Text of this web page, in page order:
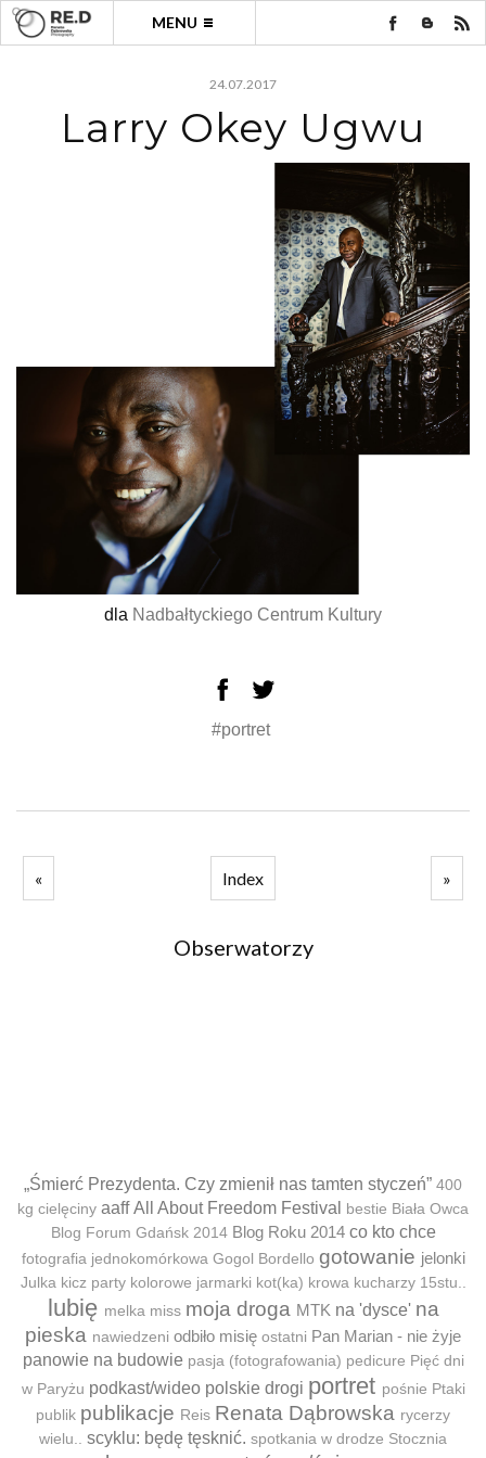
MENU
24.07.2017
Larry Okey Ugwu
dla Nadbałtyckiego Centrum Kultury
#portret
« Index »
Obserwatorzy
„Śmierć Prezydenta. Czy zmienił nas tamten styczeń” 400
kg cielęciny aaff All About Freedom Festival bestie Biała Owca
Blog Forum Gdańsk 2014 Blog Roku 2014 co kto chce
fotografia jednokomórkowa Gogol Bordello gotowanie jelonki
Julka kicz party kolorowe jarmarki kot(ka) krowa kucharzy 15stu..
lubię melka miss moja droga MTK na 'dysce' na
pieska nawiedzeni odbiło misię ostatni Pan Marian - nie żyje
panowie na budowie pasja (fotografowania) pedicure Pięć dni
w Paryżu podkast/wideo polskie drogi portret pośnie Ptaki
publik publikacje Reis Renata Dąbrowska rycerzy
wielu.. scyklu: będę tęsknić. spotkania w drodze Stocznia